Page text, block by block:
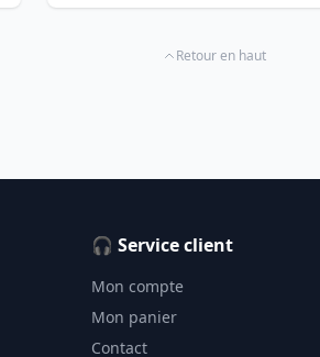
Retour en haut
🎧 Service client
Mon compte
Mon panier
Contact